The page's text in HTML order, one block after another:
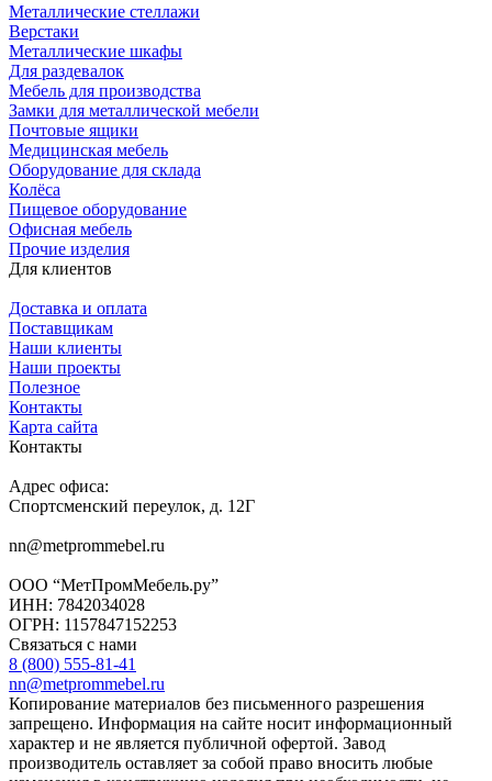
Металлические стеллажи
Верстаки
Металлические шкафы
Для раздевалок
Мебель для производства
Замки для металлической мебели
Почтовые ящики
Медицинская мебель
Оборудование для склада
Колёса
Пищевое оборудование
Офисная мебель
Прочие изделия
Для клиентов
Доставка и оплата
Поставщикам
Наши клиенты
Наши проекты
Полезное
Контакты
Карта сайта
Контакты
Адрес офиса:
Спортсменский переулок, д. 12Г
nn@metprommebel.ru
ООО “МетПромМебель.ру”
ИНН: 7842034028
ОГРН: 1157847152253
Связаться с нами
8 (800) 555-81-41
nn@metprommebel.ru
Копирование материалов без письменного разрешения
запрещено. Информация на сайте носит информационный
характер и не является публичной офертой. Завод
производитель оставляет за собой право вносить любые